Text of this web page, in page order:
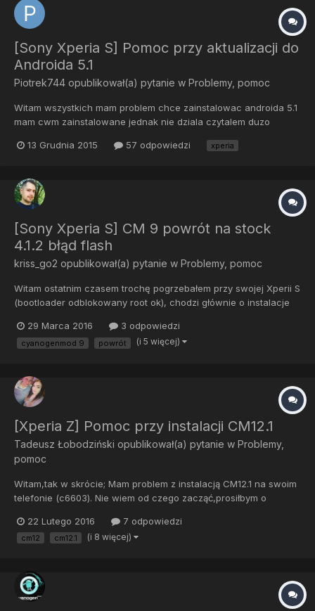
[Sony Xperia S] Pomoc przy aktualizacji do
Androida 5.1
Piotrek744 opublikował(a) pytanie w Problemy, pomoc
Witam wszystkich mam problem chce zainstalowac androida 5.1
mam cwm zainstalowane jednak nie dziala czytalem duzo
instrukcji mam odblokowany botoloader i zrobionego
13 Grudnia 2015 57 odpowiedzi xperia
[Sony Xperia S] CM 9 powrót na stock
4.1.2 błąd flash
kriss_go2 opublikował(a) pytanie w Problemy, pomoc
Witam ostatnim czasem trochę pogrzebałem przy swojej Xperii S
(bootloader odblokowany root ok), chodzi głównie o instalacje
lolipop 5.0 lecz zawierał błędy, wróciłem do stocka
(XperiaS_LT26i_6.2.B.1.96) przy pomocy flashtool. Później inny
29 Marca 2016 3 odpowiedzi
cyanogenmod 9 powrót (i 5 więcej)
[Xperia Z] Pomoc przy instalacji CM12.1
Tadeusz Łobodziński opublikował(a) pytanie w Problemy,
pomoc
Witam,tak w skrócie; Mam problem z instalacją CM12.1 na swoim
telefonie (c6603). Nie wiem od czego zacząć,prosiłbym o
Cyanogenmoda. Zacznę od informacji o telefonie; -Rooting
status-Bootloader unlock allowed: Yes...
22 Lutego 2016 7 odpowiedzi
cm12 cm12.1 (i 8 więcej)